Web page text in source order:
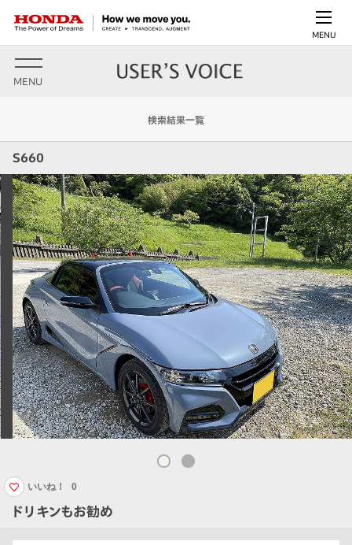
MENU
MENU
検索結果一覧
S660
ドリキンもお勧め
いいね！ 0